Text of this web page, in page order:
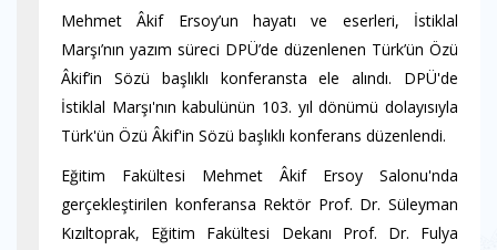
Mehmet Âkif Ersoy’un hayatı ve eserleri, İstiklal
Marşı’nın yazım süreci DPÜ’de düzenlenen Türk’ün Özü
Âkif’in Sözü başlıklı konferansta ele alındı. DPÜ'de
İstiklal Marşı'nın kabulünün 103. yıl dönümü dolayısıyla
Türk'ün Özü Âkif'in Sözü başlıklı konferans düzenlendi.
Eğitim Fakültesi Mehmet Âkif Ersoy Salonu'nda
gerçekleştirilen konferansa Rektör Prof. Dr. Süleyman
Kızıltoprak, Eğitim Fakültesi Dekanı Prof. Dr. Fulya